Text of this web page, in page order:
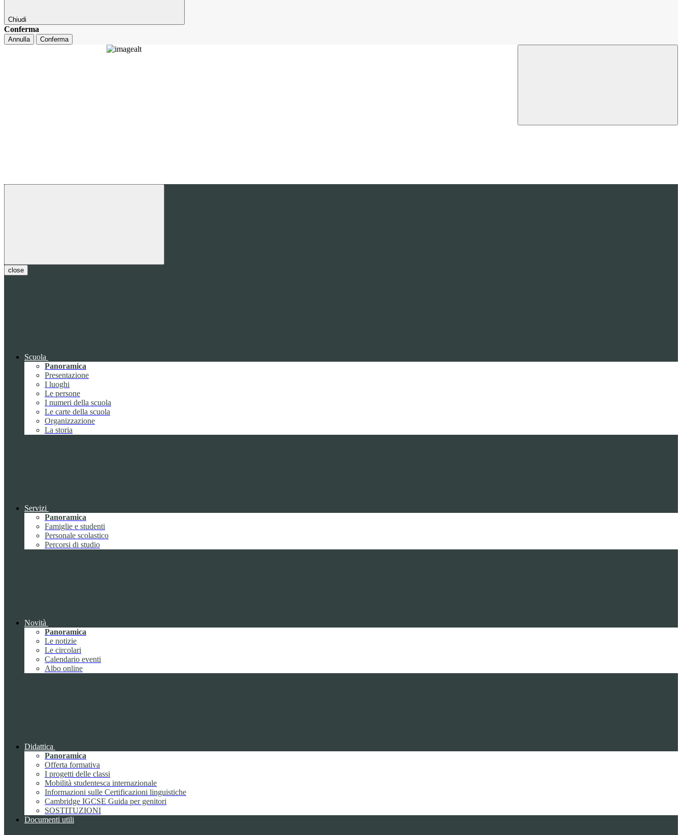
Chiudi
Conferma
Annulla Conferma
close
Scuola
Panoramica
Presentazione
I luoghi
Le persone
I numeri della scuola
Le carte della scuola
Organizzazione
La storia
Servizi
Panoramica
Famiglie e studenti
Personale scolastico
Percorsi di studio
Novità
Panoramica
Le notizie
Le circolari
Calendario eventi
Albo online
Didattica
Panoramica
Offerta formativa
I progetti delle classi
Mobilità studentesca internazionale
Informazioni sulle Certificazioni linguistiche
Cambridge IGCSE Guida per genitori
SOSTITUZIONI
Documenti utili